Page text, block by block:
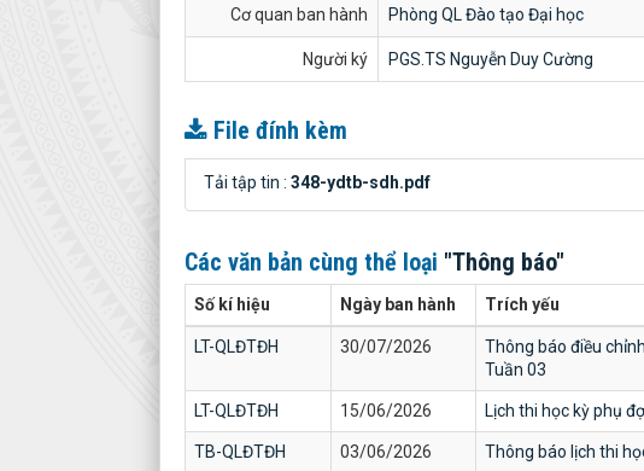
Cơ quan ban hành Phòng QL Đào tạo Đại học
Người ký PGS.TS Nguyễn Duy Cường
File đính kèm
Tải tập tin : 348-ydtb-sdh.pdf
Các văn bản cùng thể loại "Thông báo"
Số kí hiệu Ngày ban hành Trích yếu
LT-QLĐTĐH 30/07/2026
Thông báo điều
Tuần 03
LT-QLĐTĐH 15/06/2026 Lịch thi học kỳ phụ
TB-QLĐTĐH 03/06/2026 Thông báo lịch thi